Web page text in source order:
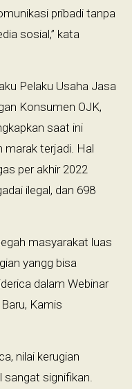
pribadi tanpa
sosial,” kata
Pelaku Usaha Jasa
Konsumen OJK,
saat ini
marak terjadi. Hal
per akhir 2022
ilegal, dan 698
masyarakat luas
yangg bisa
dalam Webinar
Kamis
nilai kerugian
signifikan.